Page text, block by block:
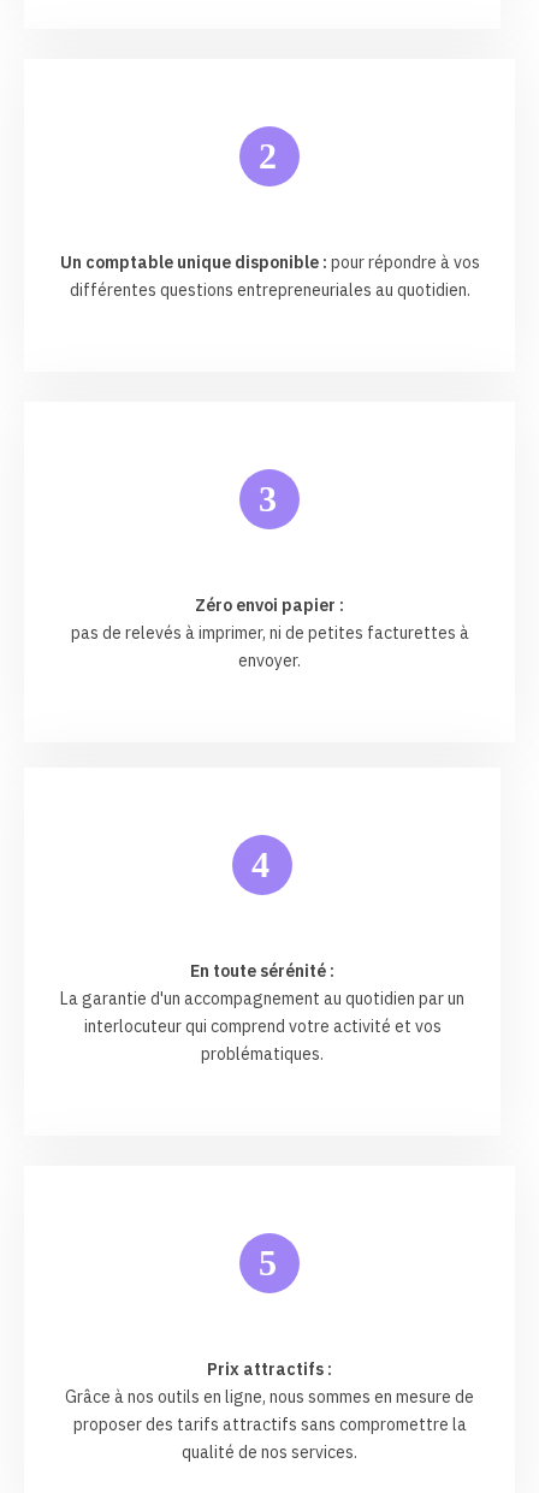
2
Un comptable unique disponible : pour répondre à vos
différentes questions entrepreneuriales au quotidien.
3
Zéro envoi papier :
pas de relevés à imprimer, ni de petites facturettes à
envoyer.
4
En toute sérénité :
La garantie d'un accompagnement au quotidien par un
interlocuteur qui comprend votre activité et vos
problématiques.
5
Prix attractifs :
Grâce à nos outils en ligne, nous sommes en mesure de
proposer des tarifs attractifs sans compromettre la
qualité de nos services.